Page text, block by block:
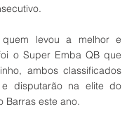
levou a melhor e
o Super Emba QB que
ambos classificados
disputarão na elite do
Barras este ano.